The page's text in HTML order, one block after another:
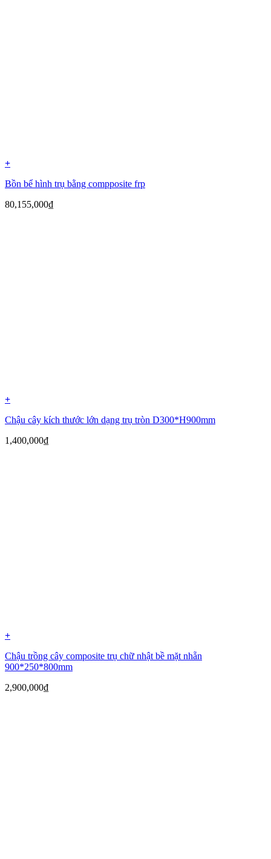
+
Bồn bể hình trụ bằng compposite frp
80,155,000₫
+
Chậu cây kích thước lớn dạng trụ tròn D300*H900mm
1,400,000₫
+
Chậu trồng cây composite trụ chữ nhật bề mặt nhẵn
900*250*800mm
2,900,000₫